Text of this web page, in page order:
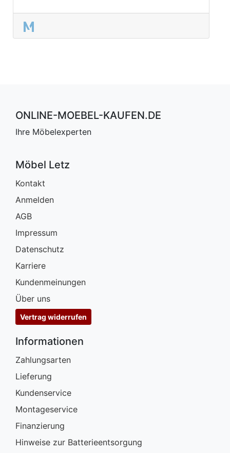
ONLINE-MOEBEL-KAUFEN.DE
Ihre Möbelexperten
Möbel Letz
Kontakt
Anmelden
AGB
Impressum
Datenschutz
Karriere
Kundenmeinungen
Über uns
Vertrag widerrufen
Informationen
Zahlungsarten
Lieferung
Kundenservice
Montageservice
Finanzierung
Hinweise zur Batterieentsorgung